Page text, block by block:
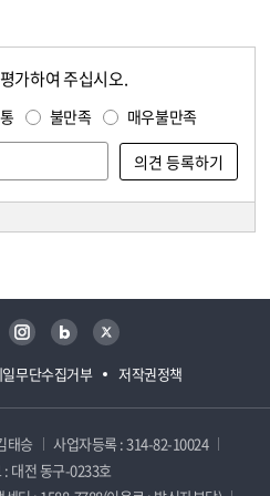
가하여 주십시오.
불만족 매우불만족
무단수집거부 저작권정책
인스타그램 블로그 트위터
태승
사업자등록 : 314-82-10024
대전 동구-0233호